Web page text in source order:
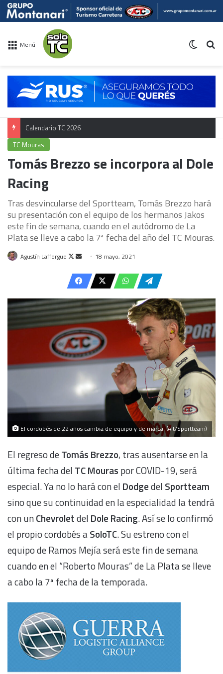
Menú
TC Mouras
Tomás Brezzo se incorpora al Dole
Racing
Tras desvincularse del Sportteam, Tomás Brezzo hará
su presentación con el equipo de los hermanos Jakos
este fin de semana, cuando en el autódromo de La
Plata se lleve a cabo la 7ª fecha del año del TC Mouras.
Agustín Lafforgue
Follow
X
Send
email
18 mayo, 2021
El cordobés de 22 años cambia de equipo y de marca. (Alt/Sportteam)
El regreso deTomás Brezzo, tras ausentarse en la
última fecha del TC Mouras por COVID-19, será
especial. Ya no lo hará con el Dodgedel Sportteam
sino que su continuidad en la especialidad la tendrá
con unChevroletdel Dole Racing. Así se lo confirmó
el propio cordobés aSoloTC. Su estreno con el
equipo de Ramos Mejía será este fin de semana
cuando en el “Roberto Mouras” de La Plata se lleve
a cabo la 7ª fecha de la temporada.